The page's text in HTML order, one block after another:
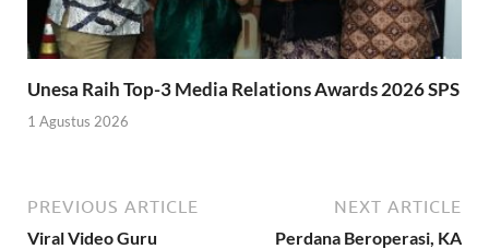
Unesa Raih Top-3 Media Relations Awards 2026 SPS
1 Agustus 2026
PREVIOUS ARTICLE
Viral Video Guru
NEXT ARTICLE
Perdana Beroperasi, KA